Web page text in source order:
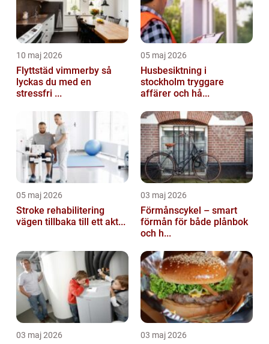
10 maj 2026
Flyttstäd vimmerby så
lyckas du med en
stressfri ...
05 maj 2026
Husbesiktning i
stockholm tryggare
affärer och hå...
05 maj 2026
Stroke rehabilitering
vägen tillbaka till ett akt...
03 maj 2026
Förmånscykel – smart
förmån för både plånbok
och h...
03 maj 2026 03 maj 2026